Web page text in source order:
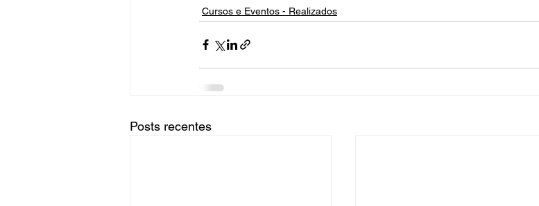
Cursos e Eventos - Realizados
Posts recentes